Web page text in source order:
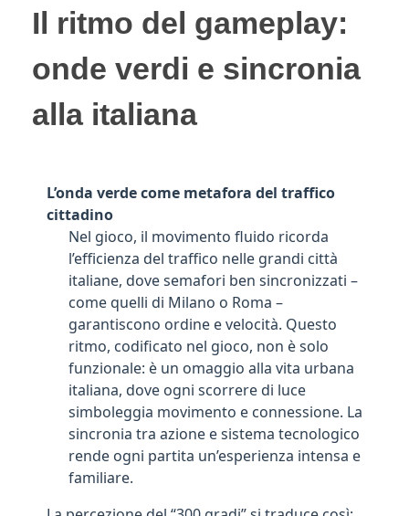
Il ritmo del gameplay:
onde verdi e sincronia
alla italiana
L’onda verde come metafora del traffico
cittadino
Nel gioco, il movimento fluido ricorda
l’efficienza del traffico nelle grandi città
italiane, dove semafori ben sincronizzati –
come quelli di Milano o Roma –
garantiscono ordine e velocità. Questo
ritmo, codificato nel gioco, non è solo
funzionale: è un omaggio alla vita urbana
italiana, dove ogni scorrere di luce
simboleggia movimento e connessione. La
sincronia tra azione e sistema tecnologico
rende ogni partita un’esperienza intensa e
familiare.